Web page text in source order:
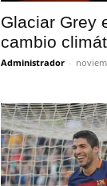
Glaciar Grey
cambio
Administrador -